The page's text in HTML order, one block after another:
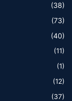
(38)
(73)
(40)
(11)
(1)
(12)
(37)